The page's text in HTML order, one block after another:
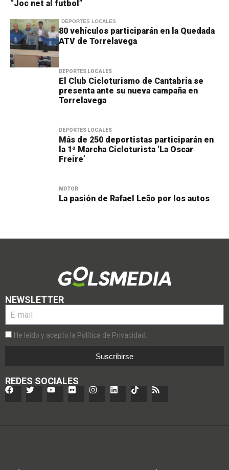
“Joc net al futbol”
DEPORTES LOCALES
80 vehículos participarán en la Quedada
ATV de Torrelavega
DEPORTES LOCALES
El Club Cicloturismo de Cantabria se
presenta ante su nueva campaña en
Torrelavega
DEPORTES LOCALES
Más de 250 deportistas participarán en
la 1ª Marcha Cicloturista ‘La Oscar
Freire’
MOTOR
La pasión de Rafael Leão por los autos
NEWSLETTER
He leído y acepto la Política de Privacidad.
Suscribirse
REDES SOCIALES